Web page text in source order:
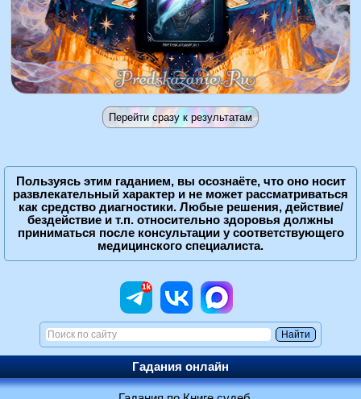
Пользуясь этим гаданием, вы осознаёте, что оно носит
развлекательный характер и не может рассматриваться
как средство диагностики. Любые решения, действие/
бездействие и т.п. относительно здоровья должны
приниматься после консультации у соответствующего
медицинского специалиста.
Гадания онлайн